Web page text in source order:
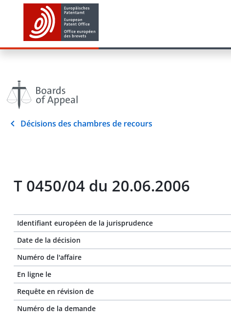
Décisions des chambres de recours
T 0450/04 du 20.06.2006
Identifiant européen de la jurisprudence
Date de la décision
Numéro de l'affaire
En ligne le
Requête en révision de
Numéro de la demande